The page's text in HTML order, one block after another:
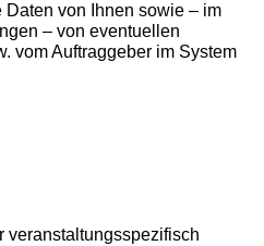
von Ihnen sowie – im
– von eventuellen
vom Auftraggeber im System
veranstaltungsspezifisch